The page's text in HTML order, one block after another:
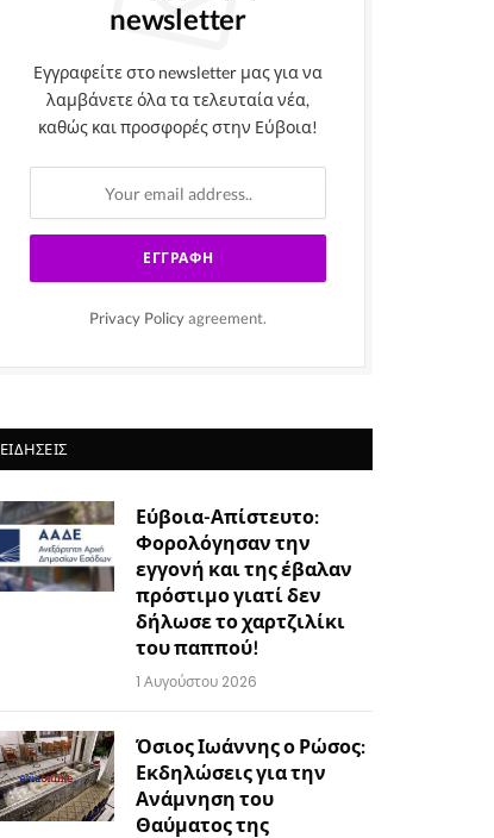
newsletter
Εγγραφείτε στο newsletter μας για να
λαμβάνετε όλα τα τελευταία νέα,
καθώς και προσφορές στην Εύβοια!
Privacy Policy agreement.
ΕΙΔΉΣΕΙΣ
Εύβοια-Απίστευτο:
Φορολόγησαν την
εγγονή και της έβαλαν
πρόστιμο γιατί δεν
δήλωσε το χαρτζιλίκι
του παππού!
1 Αυγούστου 2026
Όσιος Ιωάννης ο Ρώσος:
Εκδηλώσεις για την
Ανάμνηση του
Θαύματος της